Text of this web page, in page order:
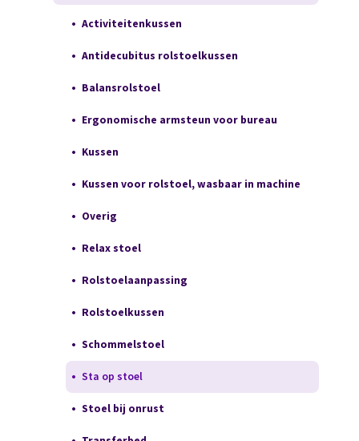
Activiteitenkussen
Antidecubitus rolstoelkussen
Balansrolstoel
Ergonomische armsteun voor bureau
Kussen
Kussen voor rolstoel, wasbaar in machine
Overig
Relax stoel
Rolstoelaanpassing
Rolstoelkussen
Schommelstoel
Sta op stoel
Stoel bij onrust